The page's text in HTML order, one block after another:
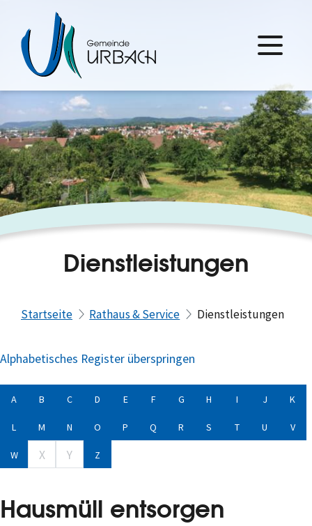
Dienstleistungen
Startseite Rathaus & Service Dienstleistungen
Alphabetisches Register überspringen
A B C D E F G H I J K
L M N O P Q R S T U V
W X Y Z
Hausmüll entsorgen